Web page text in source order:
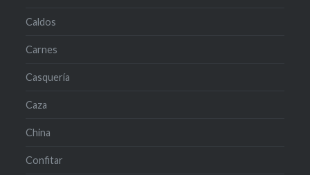
Caldos
Carnes
Casquería
Caza
China
Confitar